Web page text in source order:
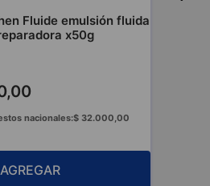
Fluide emulsión fluida
x50g
,00
nacionales:$ 32.000,00
AGREGAR